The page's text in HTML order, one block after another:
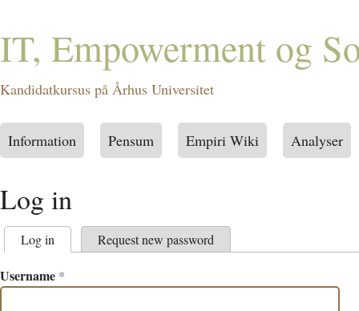
IT, Empowerment og
Kandidatkursus på Århus Universitet
Information Pensum Empiri Wiki Analyser
Log in
Primary tabs
Log in (active tab)Request new password
Username *